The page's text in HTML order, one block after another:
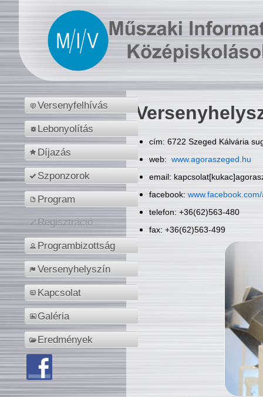
Versenyfelhívás
Lebonyolítás
Díjazás
Szponzorok
Program
Regisztráció
Programbizottság
Versenyhelyszín
Kapcsolat
Galéria
Eredmények
cím: 6722 Szeged Kálvária
web: www.agoraszeged.hu
email:
facebook:
telefon: +36(62)563-480
fax: +36(62)563-499